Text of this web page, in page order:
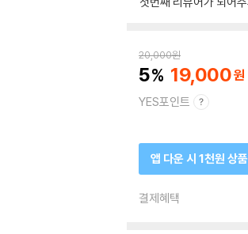
20,000원
5 19,000
YES포인트
앱 다운 시 1천원 상
결제혜택